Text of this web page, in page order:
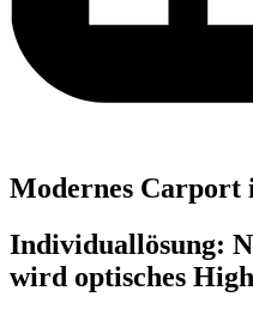
Modernes Carport
Individual­lösung:
wird optisches